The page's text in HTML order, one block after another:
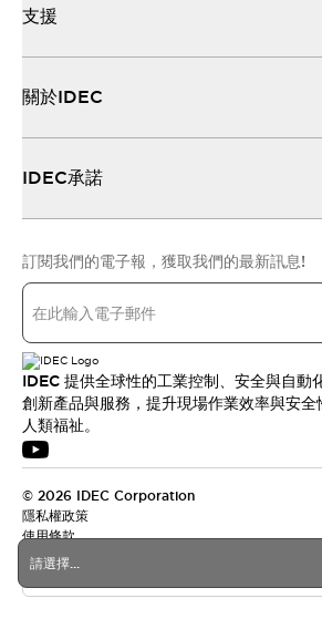
請選擇...
支援
關於IDEC
IDEC承諾
訂閱我們的電子報，獲取我們的最新訊息!
IDEC 提供全球性的工業控制、安全與自動
創新產品與服務，提升現場作業效率與安
人類福祉。
© 2026 IDEC Corporation
隱私權政策
使用條款
台灣